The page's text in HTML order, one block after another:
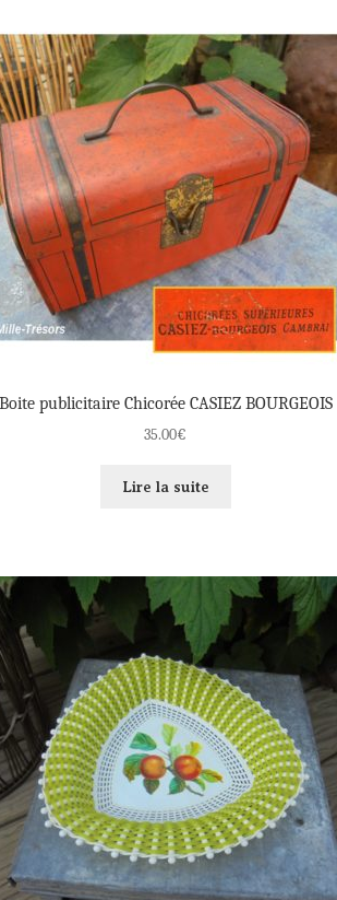
Boite publicitaire Chicorée CASIEZ BOURGEOIS
35.00€
Lire la suite